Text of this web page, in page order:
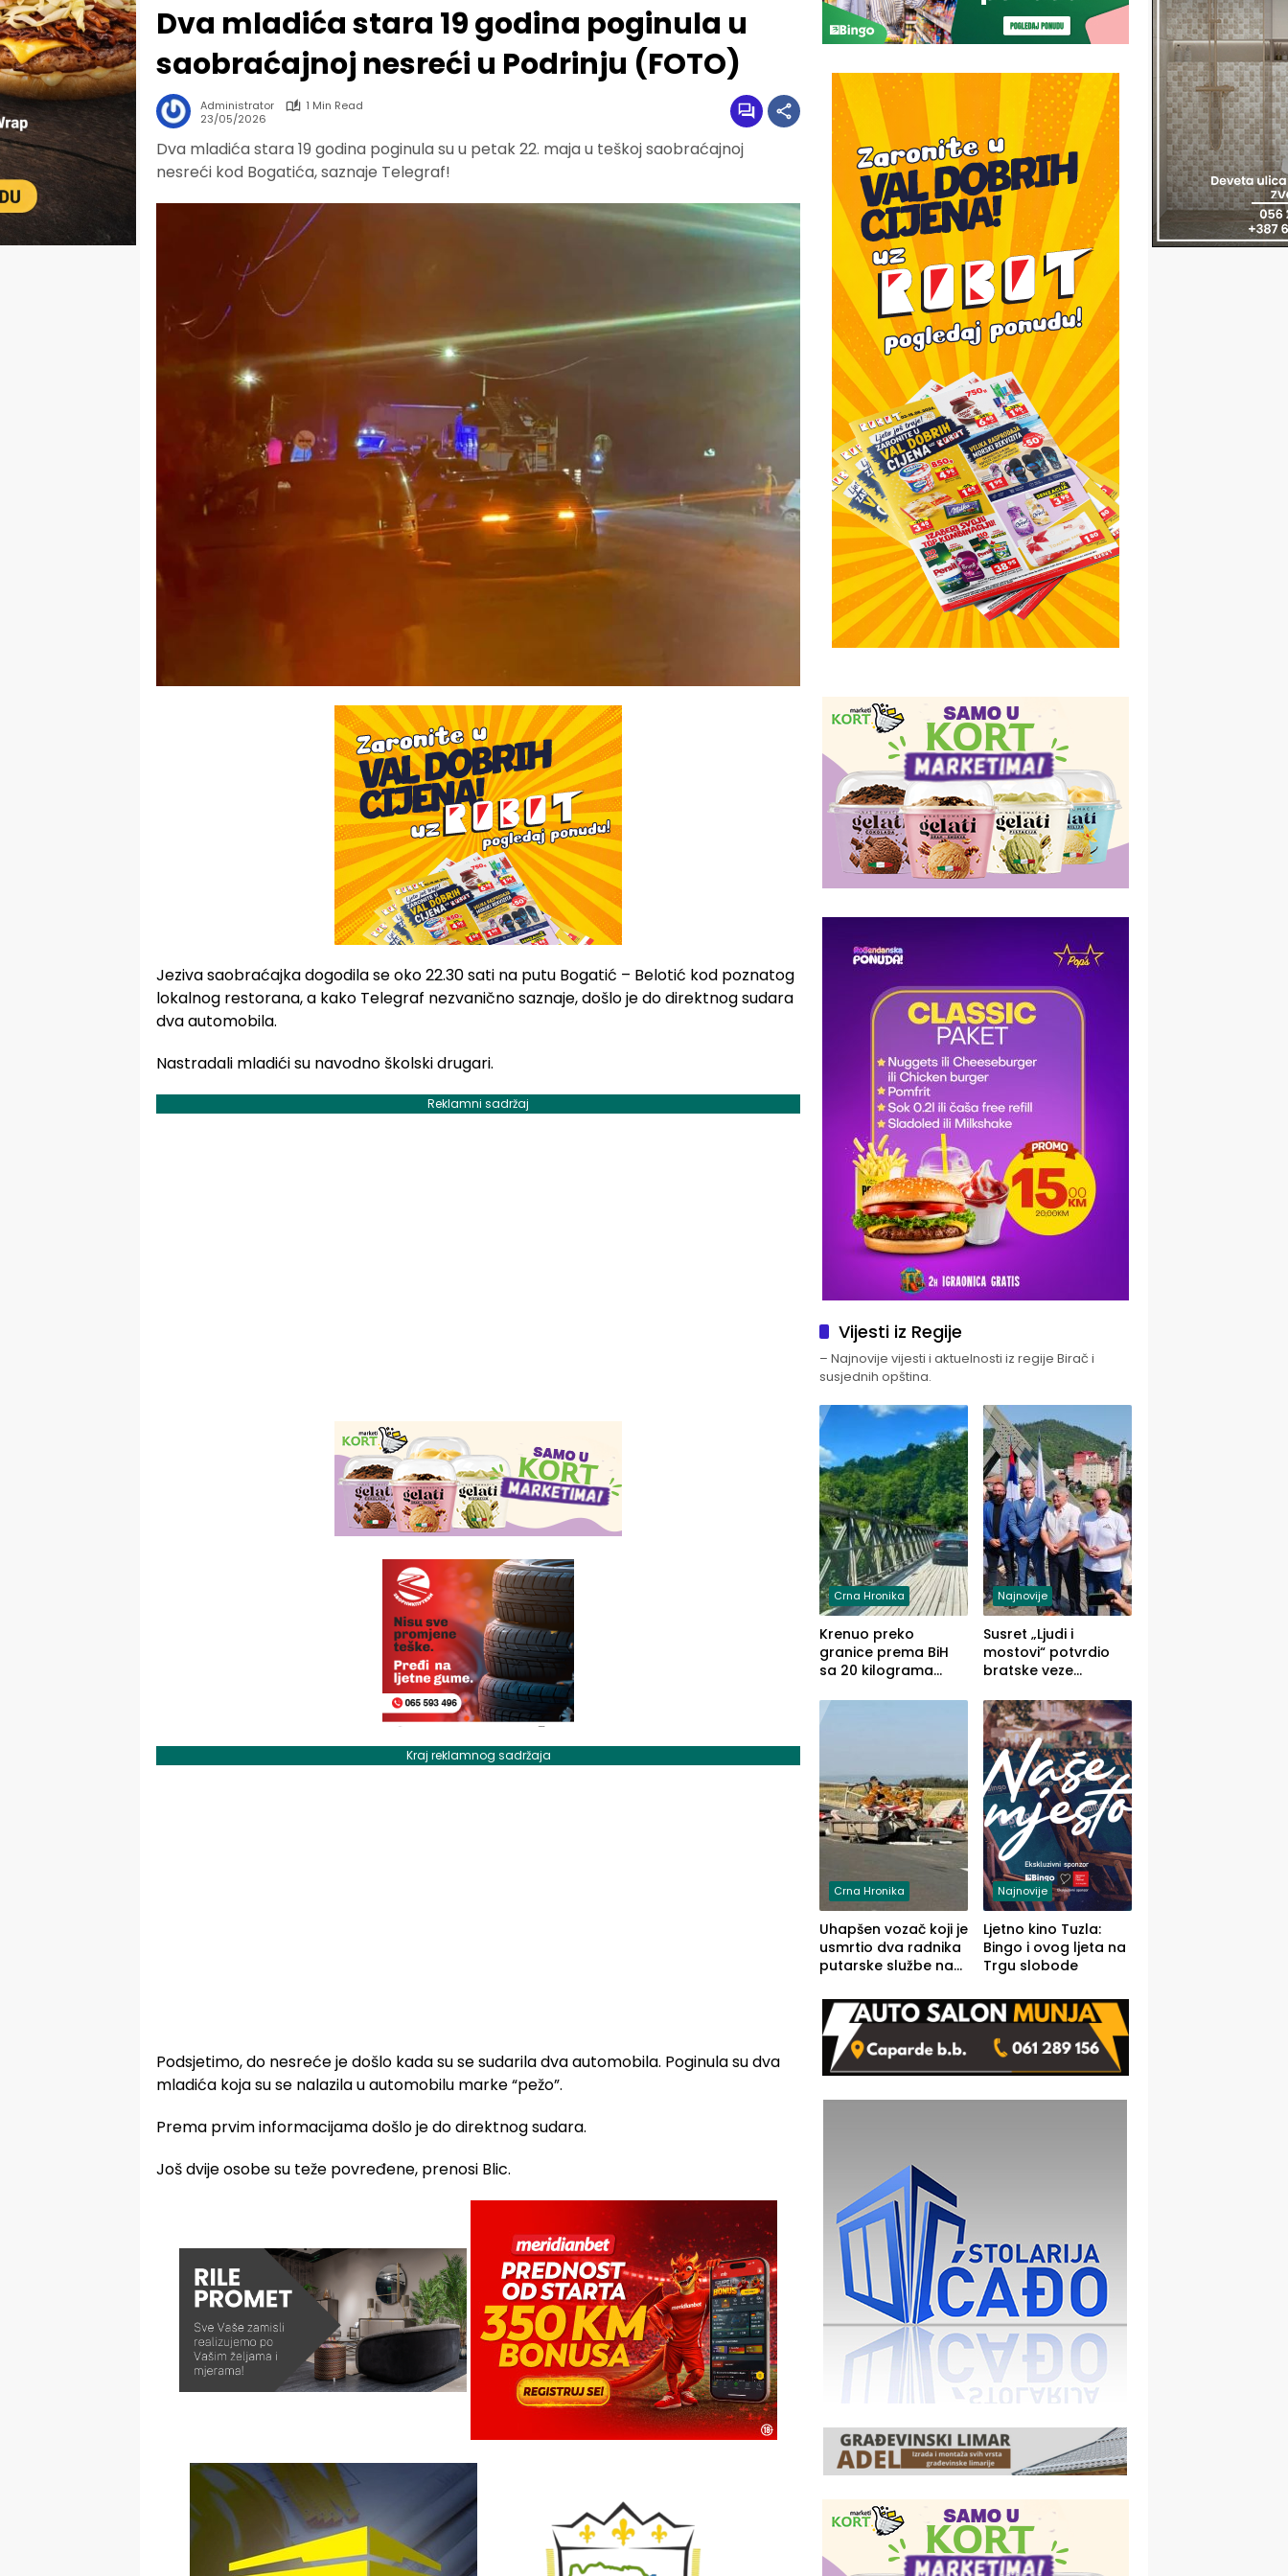
Dva mladića stara 19 godina poginula u
saobraćajnoj nesreći u Podrinju (FOTO)
Administrator
1 Min Read
23/05/2026
Dva mladića stara 19 godina poginula su u petak 22. maja u teškoj saobraćajnoj
nesreći kod Bogatića, saznaje Telegraf!
Jeziva saobraćajka dogodila se oko 22.30 sati na putu Bogatić – Belotić kod poznatog
lokalnog restorana, a kako Telegraf nezvanično saznaje, došlo je do direktnog sudara
dva automobila.
Nastradali mladići su navodno školski drugari.
Reklamni sadržaj
Kraj reklamnog sadržaja
Podsjetimo, do nesreće je došlo kada su se sudarila dva automobila. Poginula su dva
mladića koja su se nalazila u automobilu marke “pežo”.
Prema prvim informacijama došlo je do direktnog sudara.
Još dvije osobe su teže povređene, prenosi Blic.
Vijesti iz Regije
– Najnovije vijesti i aktuelnosti iz regije Birač i
susjednih opština.
Crna Hronika
Krenuo preko
granice prema BiH
sa 20 kilograma
u automobilu
Najnovije
Susret „Ljudi i
mostovi“ potvrdio
bratske veze
Zvornika
Crna Hronika
Uhapšen vozač koji je
usmrtio dva radnika
putarske službe na
prema Šapcu
(FOTO)
Najnovije
Ljetno kino Tuzla:
Bingo i ovog ljeta na
Trgu slobode